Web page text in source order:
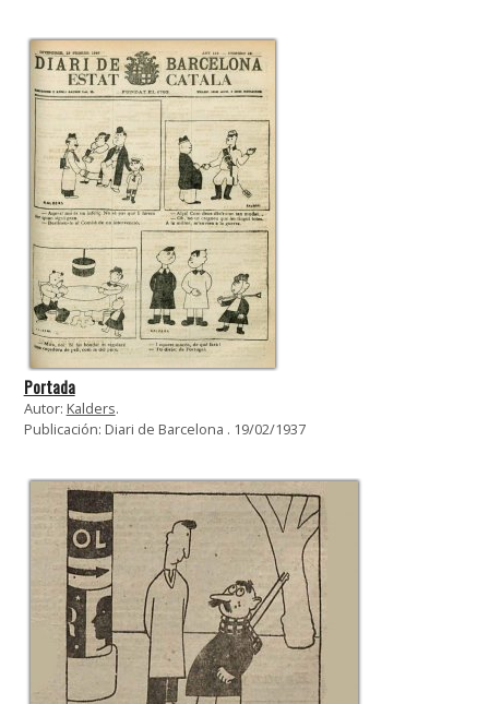
Portada
Autor: Kalders.
Publicación: Diari de Barcelona . 19/02/1937